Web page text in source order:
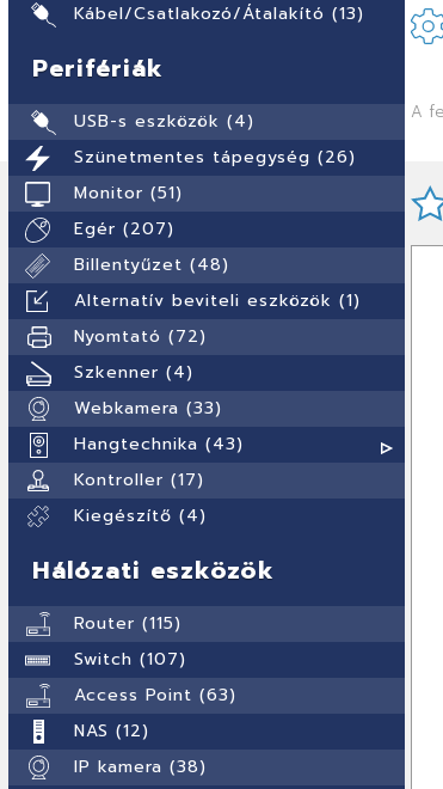
Kábel/Csatlakozó/Átalakító (13)
Perifériák
USB-s eszközök (4)
Szünetmentes tápegység (26)
Monitor (51)
Egér (207)
Billentyűzet (48)
Alternatív beviteli eszközök (1)
Nyomtató (72)
Szkenner (4)
Webkamera (33)
Hangtechnika (43)
Kontroller (17)
Kiegészítő (4)
Hálózati eszközök
Router (115)
Switch (107)
Access Point (63)
NAS (12)
IP kamera (38)
A